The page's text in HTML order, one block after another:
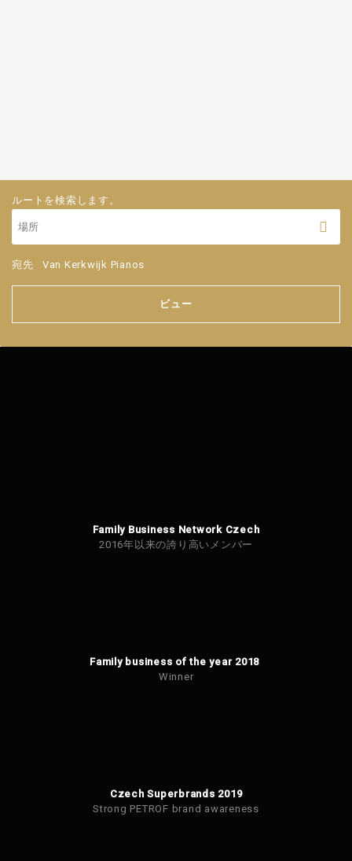
ルートを検索します。
宛先 Van Kerkwijk Pianos
ビュー
Family Business Network Czech
2016年以来の誇り高いメンバー
Family business of the year 2018
Winner
Czech Superbrands 2019
Strong PETROF brand awareness